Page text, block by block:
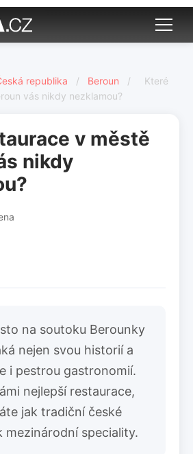
republika / Beroun /
Které
vás nikdy nezklamou?
v městě
nikdy
na soutoku Berounky
nejen svou historií a
i pestrou gastronomií.
nejlepší restaurace,
jak tradiční české
mezinárodní speciality.